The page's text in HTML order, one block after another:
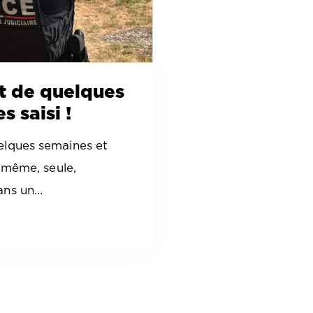
de quelques
saisi !
semaines et
seule,
un…